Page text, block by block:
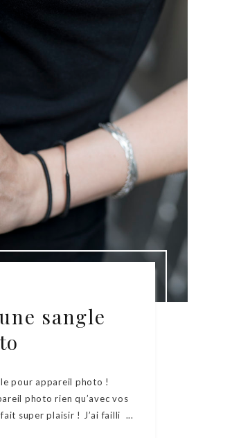
sangle
pour appareil photo !
photo rien qu’avec vos
super plaisir ! J’ai failli ...